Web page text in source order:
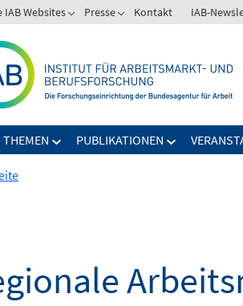
IAB Websites Presse Kontakt IAB-
THEMEN PUBLIKATIONEN